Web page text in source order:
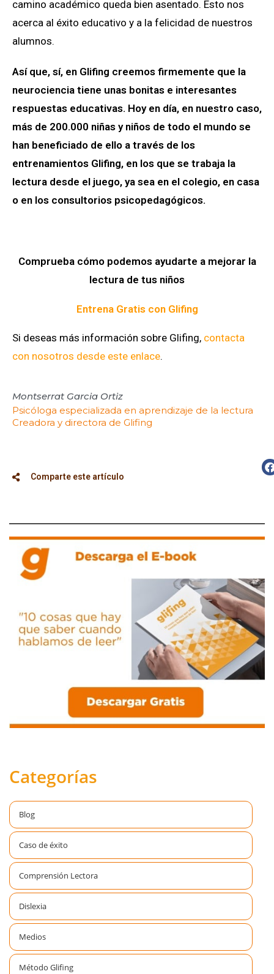
camino académico queda bien asentado. Esto nos
acerca al éxito educativo y a la felicidad de nuestros
alumnos.
Así que, sí, en Glifing creemos firmemente que la
neurociencia tiene unas bonitas e interesantes
respuestas educativas. Hoy en día, en nuestro caso,
más de 200.000 niñas y niños de todo el mundo se
han beneficiado de ello a través de los
entrenamientos Glifing, en los que se trabaja la
lectura desde el juego, ya sea en el colegio, en casa
o en los consultorios psicopedagógicos.
Comprueba cómo podemos ayudarte a mejorar la
lectura de tus niños
Entrena Gratis con Glifing
Si deseas más información sobre Glifing, contacta
con nosotros desde este enlace.
Montserrat Garcia Ortiz
Psicóloga especializada en aprendizaje de la lectura
Creadora y directora de Glifing
Comparte este artículo
Categorías
Blog
Caso de éxito
Comprensión Lectora
Dislexia
Medios
Método Glifing